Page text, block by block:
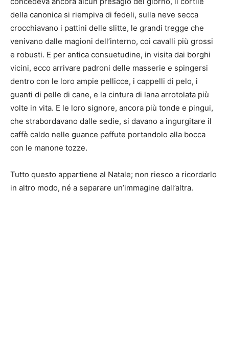
della canonica si riempiva di fedeli, sulla neve secca
crocchiavano i pattini delle slitte, le grandi tregge che
venivano dalle magioni dell’interno, coi cavalli più grossi
e robusti. E per antica consuetudine, in visita dai borghi
vicini, ecco arrivare padroni delle masserie e spingersi
dentro con le loro ampie pellicce, i cappelli di pelo, i
guanti di pelle di cane, e la cintura di lana arrotolata più
volte in vita. E le loro signore, ancora più tonde e pingui,
che strabordavano dalle sedie, si davano a ingurgitare il
caffè caldo nelle guance paffute portandolo alla bocca
con le manone tozze.
Tutto questo appartiene al Natale; non riesco a ricordarlo
in altro modo, né a separare un’immagine dall’altra.